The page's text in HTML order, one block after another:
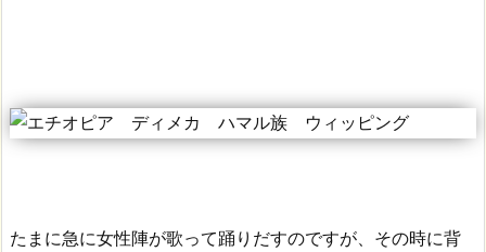
たまに急に女性陣が歌って踊りだすのですが、その時に背